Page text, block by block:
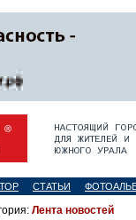
СТАТЬИ
Лента новостей